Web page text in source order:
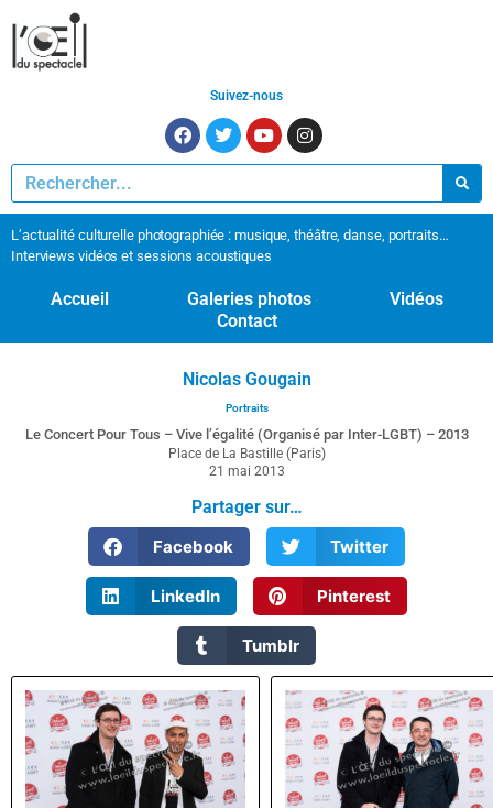
Suivez-nous
L’actualité culturelle photographiée : musique, théâtre, danse, portraits…
Interviews vidéos et sessions acoustiques
Accueil Galeries photos
Vidéos
Contact
Nicolas Gougain
Portraits
Le Concert Pour Tous – Vive l’égalité (Organisé par Inter-LGBT) – 2013
Place de La Bastille (Paris)
21 mai 2013
Partager sur…
Facebook
Twitter
LinkedIn Pinterest
Tumblr